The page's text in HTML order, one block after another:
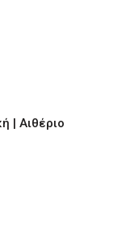
| Αιθέριο